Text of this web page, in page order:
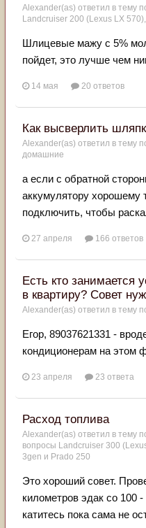
Alexander(as) ответил в тему
Landcruiser 200 (Lexus LX
Шлицевые мажу с 5%
пойдет, это лучше чем
14 мая 20 ответов
Как высверлить
Alexander(as) ответил в тему
домашние
а если с обратной
аккумулятору хорошему
подключить, чтобы
27 апреля 166 ответов
Есть кто занимается
в квартиру? Совет
Alexander(as) ответил в тему
Егор, 89037621331 -
кондиционерам на этом
23 апреля 23 ответа
Расход топлива
Alexander(as) ответил в тему
вопросы Landcruiser 300
3gen и Prado 250
Это хороший совет.
километров эдак со 100
катитесь пока сама не